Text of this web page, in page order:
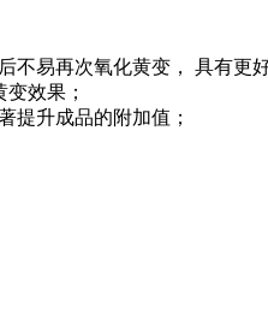
易再次氧化黄变， 具有更
效果；
提升成品的附加值；